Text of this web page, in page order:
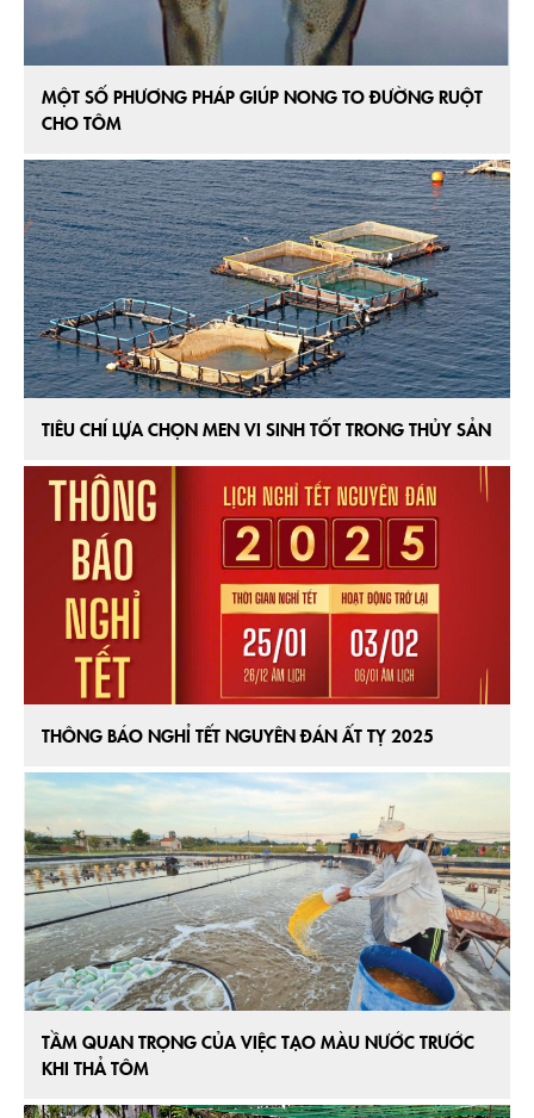
MỘT SỐ PHƯƠNG PHÁP GIÚP NONG TO ĐƯỜNG RUỘT
CHO TÔM
TIÊU CHÍ LỰA CHỌN MEN VI SINH TỐT TRONG THỦY SẢN
THÔNG BÁO NGHỈ TẾT NGUYÊN ĐÁN ẤT TỴ 2025
TẦM QUAN TRỌNG CỦA VIỆC TẠO MÀU NƯỚC TRƯỚC
KHI THẢ TÔM